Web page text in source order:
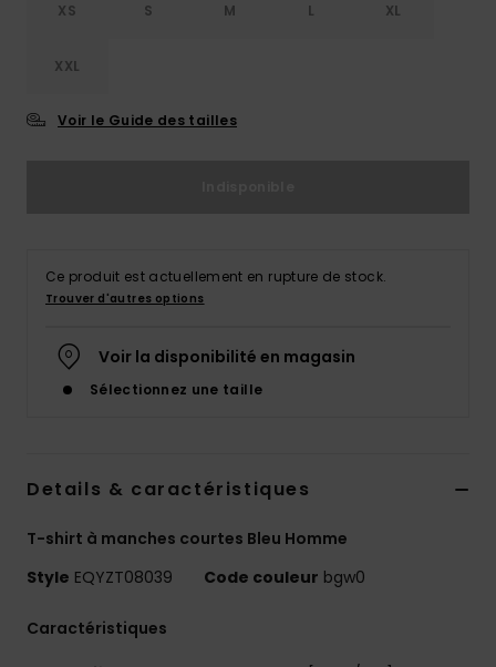
XS S M L XL
XXL
Voir le Guide des tailles
Ce produit est actuellement en rupture de stock.
Trouver d'autres options
Voir la disponibilité en magasin
Sélectionnez une taille
Details & caractéristiques
T-shirt à manches courtes Bleu Homme
Style EQYZT08039 Code couleur bgw0
Caractéristiques